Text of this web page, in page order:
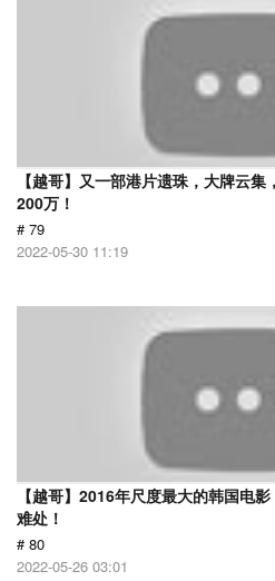
【越哥】又一部港片遗珠，大牌云
200万！
# 79
2022-05-30 11:19
【越哥】2016年尺度最大的韩国电
难处！
# 80
2022-05-26 03:01